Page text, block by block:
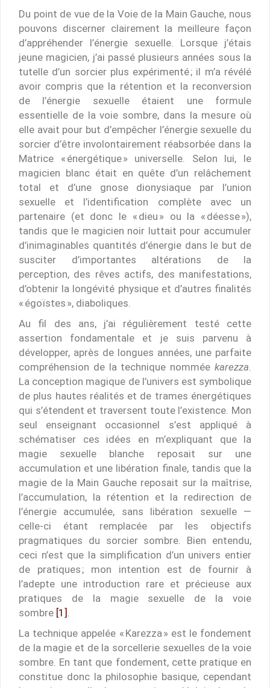
Du point de vue de la Voie de la Main Gauche, nous
pouvons discerner clairement la meilleure façon
d’appréhender l’énergie sexuelle. Lorsque j’étais
jeune magicien, j’ai passé plusieurs années sous la
tutelle d’un sorcier plus expérimenté ; il m’a révélé
avoir compris que la rétention et la reconversion
de l’énergie sexuelle étaient une formule
essentielle de la voie sombre, dans la mesure où
elle avait pour but d’empêcher l’énergie sexuelle du
sorcier d’être involontairement réabsorbée dans la
Matrice « énergétique » universelle. Selon lui, le
magicien blanc était en quête d’un relâchement
total et d’une gnose dionysiaque par l’union
sexuelle et l’identification complète avec un
partenaire (et donc le « dieu » ou la « déesse »),
tandis que le magicien noir luttait pour accumuler
d’inimaginables quantités d’énergie dans le but de
susciter d’importantes altérations de la
perception, des rêves actifs, des manifestations,
d’obtenir la longévité physique et d’autres finalités
« égoïstes », diaboliques.
Au fil des ans, j’ai régulièrement testé cette
assertion fondamentale et je suis parvenu à
développer, après de longues années, une parfaite
compréhension de la technique nommée karezza
La conception magique de l’univers est symbolique
de plus hautes réalités et de trames énergétiques
qui s’étendent et traversent toute l’existence. Mon
seul enseignant occasionnel s’est appliqué à
schématiser ces idées en m’expliquant que la
magie sexuelle blanche reposait sur une
accumulation et une libération finale, tandis que la
magie de la Main Gauche reposait sur la maîtrise,
l’accumulation, la rétention et la redirection de
l’énergie accumulée, sans libération sexuelle —
celle-ci étant remplacée par les objectifs
pragmatiques du sorcier sombre. Bien entendu,
ceci n’est que la simplification d’un univers entier
de pratiques ; mon intention est de fournir à
l’adepte une introduction rare et précieuse aux
pratiques de la magie sexuelle de la voie
sombre [1]
La technique appelée « Karezza » est le fondement
de la magie et de la sorcellerie sexuelles de la voie
sombre. En tant que fondement, cette pratique en
constitue donc la philosophie basique, cependant